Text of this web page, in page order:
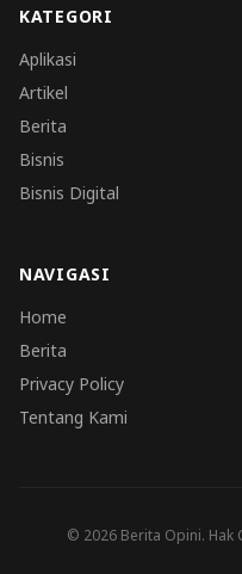
KATEGORI
Aplikasi
Artikel
Berita
Bisnis
Bisnis Digital
NAVIGASI
Home
Berita
Privacy Policy
Tentang Kami
© 2026 Berita Opini. Hak